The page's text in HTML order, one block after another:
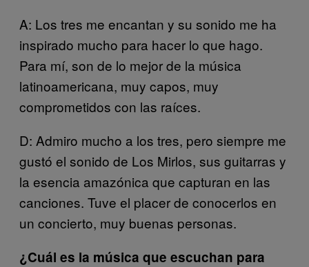
A: Los tres me encantan y su sonido me ha
inspirado mucho para hacer lo que hago.
Para mí, son de lo mejor de la música
latinoamericana, muy capos, muy
comprometidos con las raíces.
D: Admiro mucho a los tres, pero siempre me
gustó el sonido de Los Mirlos, sus guitarras y
la esencia amazónica que capturan en las
canciones. Tuve el placer de conocerlos en
un concierto, muy buenas personas.
¿Cuál es la música que escuchan para